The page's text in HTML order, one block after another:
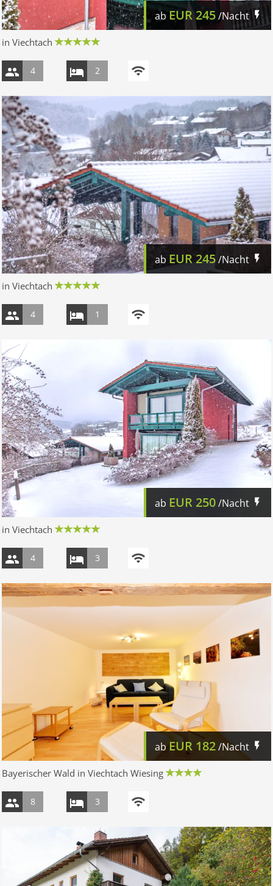
abEUR 245/Nacht
in Viechtach
4 2
ab EUR245/Nacht
in Viechtach
4 1
ab EUR 250/Nacht
in Viechtach
4 3
ab EUR 182/Nacht
Bayerischer Wald in Viechtach Wiesing
8 3